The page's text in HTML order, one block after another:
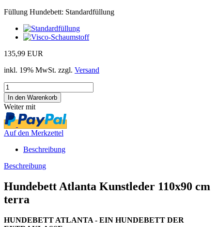
Füllung Hundebett: Standardfüllung
135,99 EUR
inkl. 19% MwSt. zzgl. Versand
Weiter mit
Auf den Merkzettel
Beschreibung
Beschreibung
Hundebett Atlanta Kunstleder 110x90 cm
terra
HUNDEBETT ATLANTA - EIN HUNDEBETT DER